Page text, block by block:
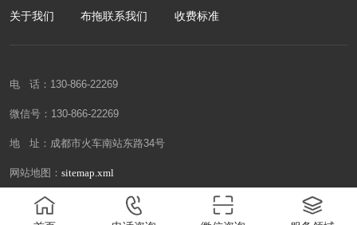
关于我们 布拖联系我们 收费标准
电 话：130-866-22269
微信号：130-866-22269
地 址：成都市火车南站东路34号
网站地图： sitemap.xml